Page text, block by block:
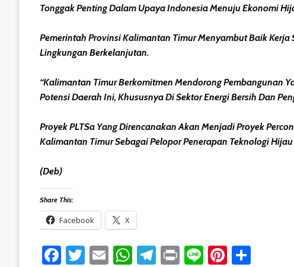
Tonggak Penting Dalam Upaya Indonesia Menuju Ekonomi
Pemerintah Provinsi Kalimantan Timur Menyambut Baik
Lingkungan Berkelanjutan.
“Kalimantan Timur Berkomitmen Mendorong Pembangunan
Potensi Daerah Ini, Khususnya Di Sektor Energi Bersih Dan
Proyek PLTSa Yang Direncanakan Akan Menjadi Proyek
Kalimantan Timur Sebagai Pelopor Penerapan Teknologi
(Deb)
Share This:
Facebook X
Facebook
Twitter
EmailWhatsApp
Telegram
PrintLinePinterest